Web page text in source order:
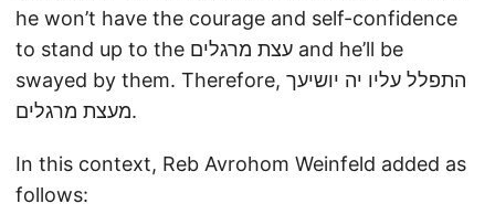
he won’t have the courage and self-confidence
to stand up to the עצת מרגלים and he’ll be
swayed by them. Therefore, התפלל עליו יה יושיעך
מעצת מרגלים.
In this context, Reb Avrohom Weinfeld added as
follows: